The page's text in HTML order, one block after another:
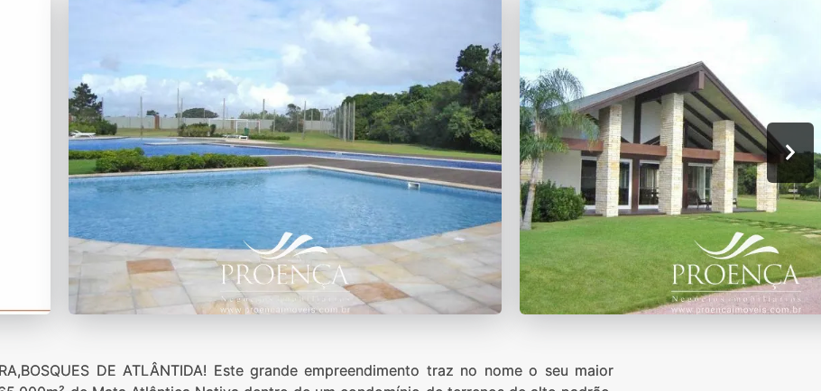
DE ATLÂNTIDA! Este grande empreendimento traz no nome o seu maior